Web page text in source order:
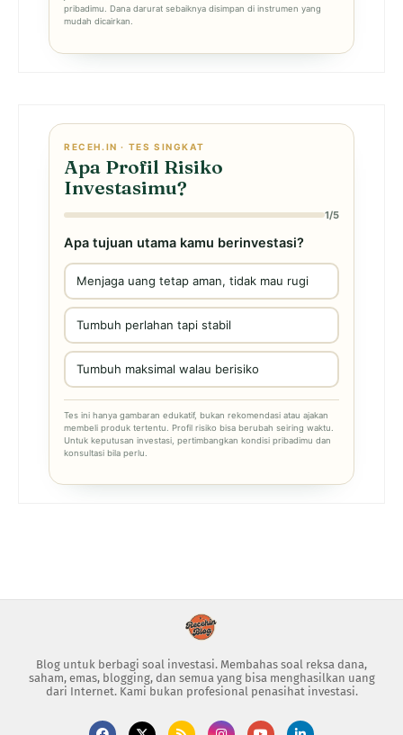
pribadimu. Dana darurat sebaiknya disimpan di instrumen yang
mudah dicairkan.
RECEH.IN · TES SINGKAT
Apa Profil Risiko
Investasimu?
1/5
Apa tujuan utama kamu berinvestasi?
Menjaga uang tetap aman, tidak mau rugi
Tumbuh perlahan tapi stabil
Tumbuh maksimal walau berisiko
Tes ini hanya gambaran edukatif, bukan rekomendasi atau ajakan
membeli produk tertentu. Profil risiko bisa berubah seiring waktu.
Untuk keputusan investasi, pertimbangkan kondisi pribadimu dan
konsultasi bila perlu.
Blog untuk berbagi soal investasi. Membahas soal reksa dana,
saham, emas, blogging, dan semua yang bisa menghasilkan uang
dari Internet. Kami bukan profesional penasihat investasi.